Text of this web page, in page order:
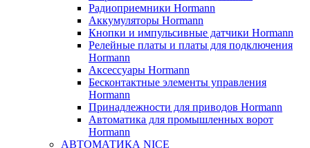
Радиоприемники Hormann
Аккумуляторы Hormann
Кнопки и импульсивные датчики Hormann
Релейные платы и платы для подключения
Hormann
Аксессуары Hormann
Бесконтактные элементы управления
Hormann
Принадлежности для приводов Hormann
Автоматика для промышленных ворот
Hormann
АВТОМАТИКА NICE